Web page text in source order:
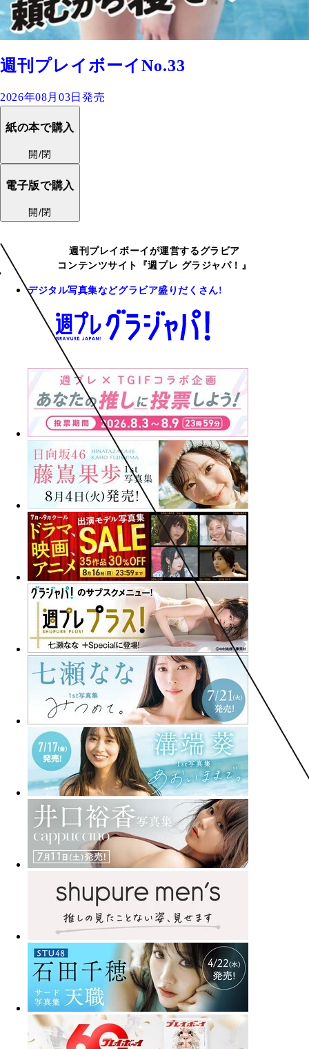
週刊プレイボーイNo.33
2026年08月03日発売
紙の本で購入
開/閉
電子版で購入
開/閉
週刊プレイボーイが運営するグラビア
コンテンツサイト『週プレ グラジャパ！』
デジタル写真集などグラビア盛りだくさん!